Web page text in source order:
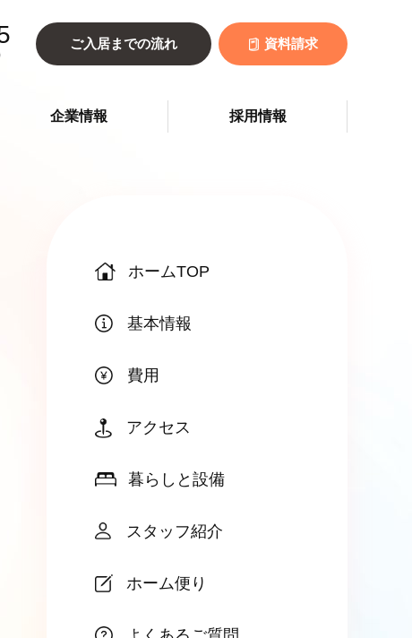
ご入居までの流れ 資料請求
企業情報 採用情報
ホームTOP
基本情報
費用
アクセス
暮らしと設備
スタッフ紹介
ホーム便り